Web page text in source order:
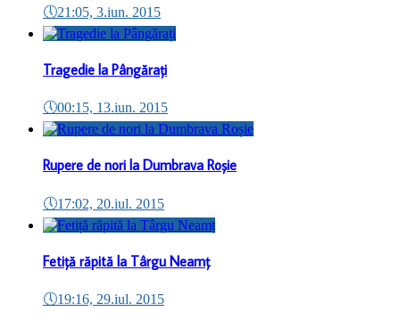
🕔21:05, 3.iun. 2015
Tragedie la Pângărați
🕔00:15, 13.iun. 2015
Rupere de nori la Dumbrava Roșie
🕔17:02, 20.iul. 2015
Fetiță răpită la Târgu Neamț
🕔19:16, 29.iul. 2015